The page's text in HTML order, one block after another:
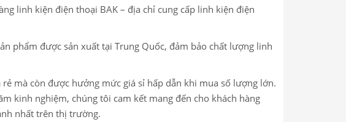
linh kiện điện thoại BAK – địa chỉ cung cấp linh kiện điện
phẩm được sản xuất tại Trung Quốc, đảm bảo chất lượng linh
mà còn được hưởng mức giá sỉ hấp dẫn khi mua số lượng lớn.
kinh nghiệm, chúng tôi cam kết mang đến cho khách hàng
nhất trên thị trường.